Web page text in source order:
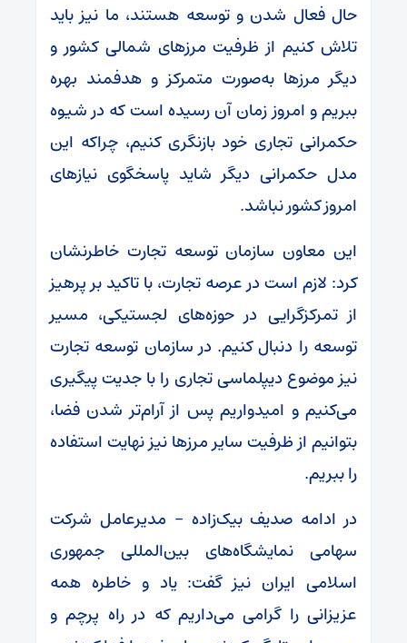
حال فعال شدن و توسعه هستند، ما نیز باید
تلاش کنیم از ظرفیت مرز‌های شمالی کشور و
دیگر مرز‌ها به‌صورت متمرکز و هدفمند بهره
ببریم و امروز زمان آن رسیده است که در شیوه
حکمرانی تجاری خود بازنگری کنیم، چراکه این
مدل حکمرانی دیگر شاید پاسخگوی نیاز‌های
امروز کشور نباشد.
این معاون سازمان توسعه تجارت خاطرنشان
کرد: لازم است در عرصه تجارت، با تاکید بر پرهیز
از تمرکزگرایی در حوزه‌های لجستیکی، مسیر
توسعه را دنبال کنیم. در سازمان توسعه تجارت
نیز موضوع دیپلماسی تجاری را با جدیت پیگیری
می‌کنیم و امیدواریم پس از آرام‌تر شدن فضا،
بتوانیم از ظرفیت سایر مرز‌ها نیز نهایت استفاده
را ببریم.
در ادامه صدیف بیک‌زاده – مدیرعامل شرکت
سهامی نمایشگاه‌های بین‌المللی جمهوری
اسلامی ایران نیز گفت: یاد و خاطره همه
عزیزانی را گرامی می‌داریم که در راه پرچم و